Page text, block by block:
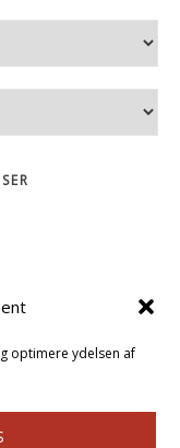
optimere ydelsen af